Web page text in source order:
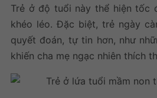
Trẻ ở độ tuổi này thể hiện tốc
khéo léo. Đặc biệt, trẻ ngày
quyết đoán, tự tin hơn, như
khiến cha mẹ ngạc nhiên thích